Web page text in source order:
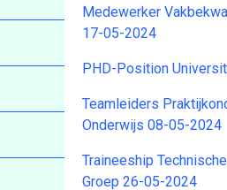
Medewerker
17-05-2024
PHD-Position
Teamleiders
Onderwijs 08-05-2024
Traineeship
Groep 26-05-2024